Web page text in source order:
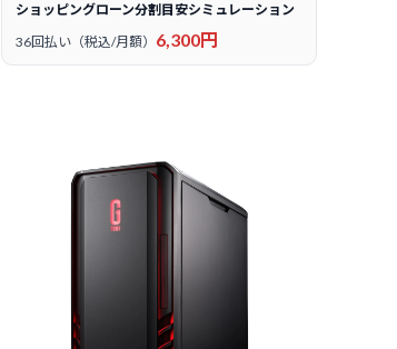
ショッピングローン分割目安シミュレーション
36回払い（税込/月額） 6,300円